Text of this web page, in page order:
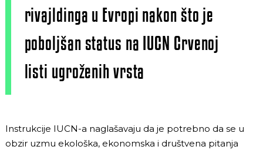
rivajldinga u Evropi nakon što je
poboljšan status na IUCN Crvenoj
listi ugroženih vrsta
Instrukcije IUCN-a naglašavaju da je potrebno da se u
obzir uzmu ekološka, ekonomska i društvena pitanja